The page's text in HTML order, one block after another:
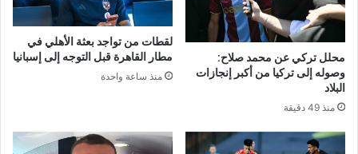
عبد النعيم.
خط الهجوم : يوسف تونجي.
محلل تركي عن محمد صلاح:
وصوله إلى تركيا من أكبر إنجازات
البلاد
منذ 49 دقيقة
لقطات من تواجد بعثة الأهلي في
مطار القاهرة قبل التوجه إلى إسبانيا
منذ ساعة واحدة